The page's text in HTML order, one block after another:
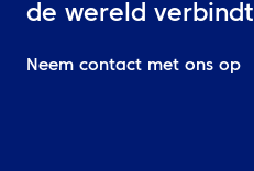
de wereld verbindt
Neem contact met ons op